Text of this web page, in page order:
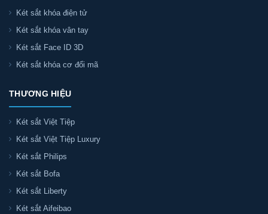
Két sắt khóa điện tử
Két sắt khóa vân tay
Két sắt Face ID 3D
Két sắt khóa cơ đổi mã
THƯƠNG HIỆU
Két sắt Việt Tiệp
Két sắt Việt Tiệp Luxury
Két sắt Philips
Két sắt Bofa
Két sắt Liberty
Két sắt Aifeibao